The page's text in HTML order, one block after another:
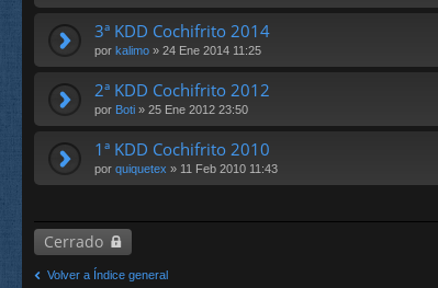
3ª KDD Cochifrito 2014
por kalimo » 24 Ene 2014 11:25
2ª KDD Cochifrito 2012
por Boti » 25 Ene 2012 23:50
1ª KDD Cochifrito 2010
por quiquetex » 11 Feb 2010 11:43
Cerrado
Volver a Índice general